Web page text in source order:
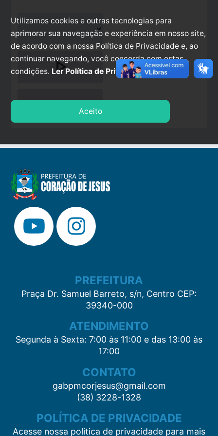
play_arrow
stop
PREFEITURA
Praça Dr. Samuel Barreto, s/n, Centro CEP:
39340-000
ATENDIMENTO
Segunda à Sexta: 7:00 às 11:00 e das 13:00 às
17:00
CONTATO
gabpmcorjesus@gmail.com
(38) 3228-1328
POLÍTICA DE PRIVACIDADE
Acesse nossa política de privacidade para mais
Utilizamos cookies e outras tecnologias para
aprimorar sua navegação e experiência em nosso site,
de acordo com a nossa Política de Privacidade e, ao
continuar navegando, você concorda com estas
condições. Ler Política de Privacidade.
Aceito